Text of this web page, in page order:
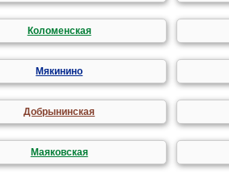
Коломенская
Мякинино
Добрынинская
Маяковская